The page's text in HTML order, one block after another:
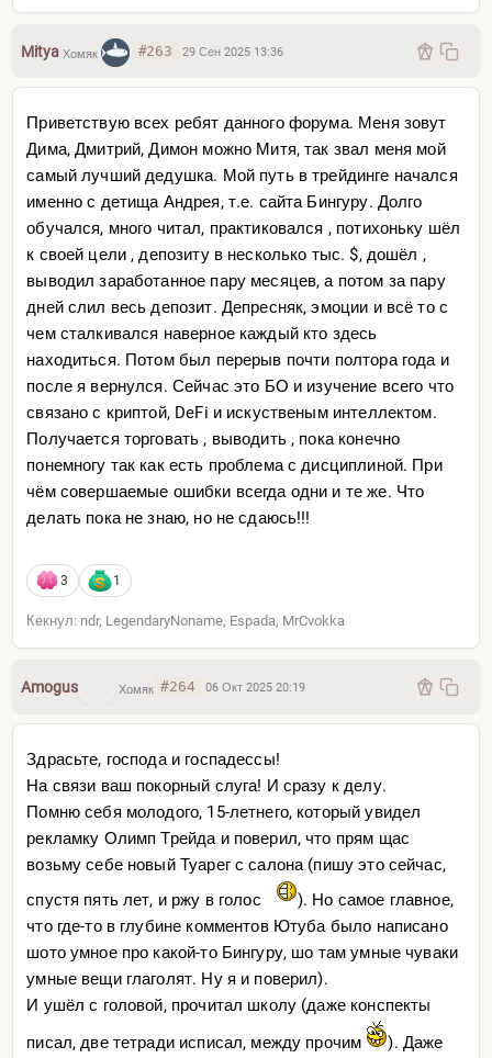
MityaХомяк #263 29 Сен 2025 13:36
Приветствую всех ребят данного форума. Меня зовут
Дима, Дмитрий, Димон можно Митя, так звал меня мой
самый лучший дедушка. Мой путь в трейдинге начался
именно с детища Андрея, т.е. сайта Бингуру. Долго
обучался, много читал, практиковался , потихоньку шёл
к своей цели , депозиту в несколько тыс. $, дошёл ,
выводил заработанное пару месяцев, а потом за пару
дней слил весь депозит. Депресняк, эмоции и всё то с
чем сталкивался наверное каждый кто здесь
находиться. Потом был перерыв почти полтора года и
после я вернулся. Сейчас это БО и изучение всего что
связано с криптой, DeFi и искуственым интеллектом.
Получается торговать , выводить , пока конечно
понемногу так как есть проблема с дисциплиной. При
чём совершаемые ошибки всегда одни и те же. Что
делать пока не знаю, но не сдаюсь!!!
3 1
Кекнул: ndr, LegendaryNoname, Espada, MrCvokka
Amogus Хомяк #264 06 Окт 2025 20:19
Здрасьте, господа и госпадессы!
На связи ваш покорный слуга! И сразу к делу.
Помню себя молодого, 15-летнего, который увидел
рекламку Олимп Трейда и поверил, что прям щас
возьму себе новый Туарег с салона (пишу это сейчас,
спустя пять лет, и ржу в голос
). Но самое главное,
что где-то в глубине комментов Ютуба было написано
шото умное про какой-то Бингуру, шо там умные чуваки
умные вещи глаголят. Ну я и поверил).
И ушёл с головой, прочитал школу (даже конспекты
писал, две тетради исписал, между прочим
). Даже